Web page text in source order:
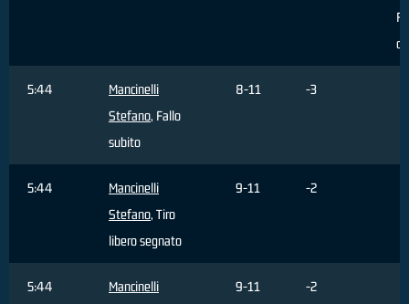
5:44
Mancinelli
Stefano, Fallo
subito
8-11 -3
5:44
Mancinelli
Stefano, Tiro
libero segnato
9-11 -2
5:44 Mancinelli 9-11 -2